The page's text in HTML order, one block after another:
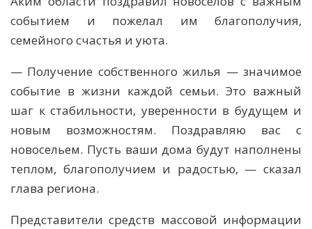
событием и пожелал им благо­получия,
семейного счастья и уюта.
— Получение собственного жилья — значимое
событие в жизни каждой семьи. Это важный
шаг к стабильности, уверенности в будущем и
новым возможностям. Поздравляю вас с
новосельем. Пусть ваши дома будут наполнены
теплом, благополучием и радостью, — сказал
глава региона.
Представители средств массовой информации